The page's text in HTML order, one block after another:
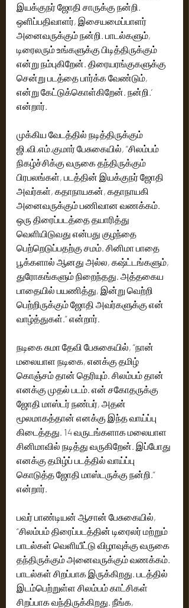
இயக்குநர் ஜோதி சாருக்கு நன்றி.
ஒளிப்பதிவாளர், இசையமைப்பாளர்
அனைவருக்கும் நன்றி. பாடல்களும்,
டிரைலரும் உங்களுக்கு பிடித்திருக்கும்
என்று நம்புகிறேன். திரையரங்குகளுக்கு
சென்று படத்தை பார்க்க வேண்டும்,
என்று கேட்டுக்கொள்கிறேன். நன்றி.’
என்றார்.
முக்கிய வேடத்தில் நடித்திருக்கும்
ஜி.வி.எம்.குமார் பேசுகையில், “சிலம்பம்
நிகழ்ச்சிக்கு வருகை தந்திருக்கும்
பிரபலங்கள், படத்தின் இயக்குநர் ஜோதி
அவர்கள், கதாநாயகன், கதாநாயகி
அனைவருக்கும் பணிவான வணக்கம்.
ஒரு திரைப்படத்தை தயாரித்து
வெளியிடுவது என்பது குழந்தை
பெற்றெடுப்பதற்கு சமம். சினிமா பாதை
பூக்களால் ஆனது அல்ல, கஷ்ட்டங்களும்,
துரோகங்களும் நிறைந்தது. அத்தகைய
பாதையில் பயணித்து, இன்று வெற்றி
பெற்றிருக்கும் ஜோதி அவர்களுக்கு என்
வாழ்த்துகள்.” என்றார்.
நடிகை சுமா தேவி பேசுகையில், “நான்
மலையாள நடிகை, எனக்கு தமிழ்
கொஞ்சம் தான் தெரியும். சிலம்பம் தான்
எனக்கு முதல் படம். என் சகோதருக்கு
ஜோதி மாஸ்டர் நண்பர், அதன்
மூலமாகத்தான் எனக்கு இந்த வாய்ப்பு
கிடைத்தது. 14 வருடங்களாக மலையாள
சினிமாவில் நடித்து வருகிறேன். இப்போது
எனக்கு தமிழ்ப் படத்தில் வாய்ப்பு
கொடுத்த ஜோதி மாஸ்டருக்கு நன்றி.”
என்றார்.
பவர் பாண்டியன் ஆசான் பேசுகையில்,
“சிலம்பம் திரைப்படத்தின் டிரைலர் மற்றும்
பாடல்கள் வெளியீட்டு விழாவுக்கு வருகை
தந்திருக்கும் அனைவருக்கும் வணக்கம்.
பாடல்கள் சிறப்பாக இருக்கிறது. படத்தில்
இடம்பெற்றுள்ள சிலம்பம் காட்சிகள்
சிறப்பாக வந்திருக்கிறது. நீங்க,